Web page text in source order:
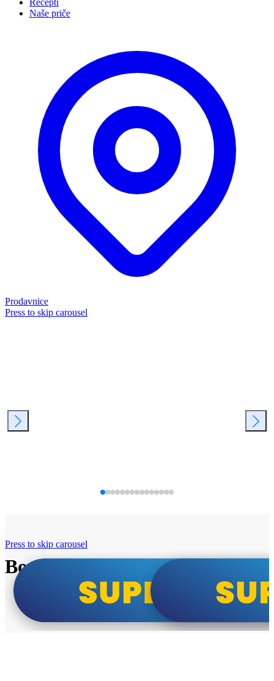
Recepti
Naše priče
Prodavnice
Press to skip carousel
Bosch super cene
Press to skip carousel